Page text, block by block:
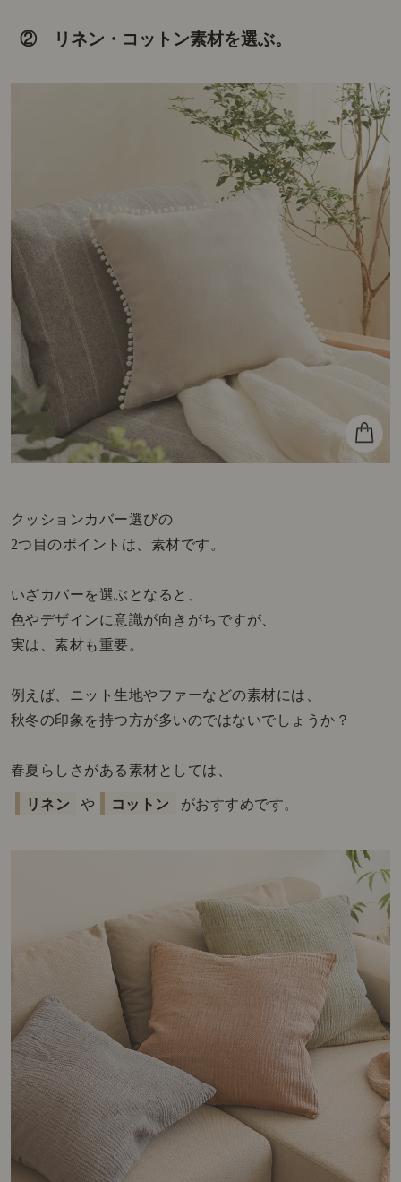
② リネン・コットン素材を選ぶ。
クッションカバー選びの
2つ目のポイントは、素材です。
いざカバーを選ぶとなると、
色やデザインに意識が向きがちですが、
実は、素材も重要。
例えば、ニット生地やファーなどの素材には、
秋冬の印象を持つ方が多いのではないでしょうか？
春夏らしさがある素材としては、
リネン や コットン がおすすめです。